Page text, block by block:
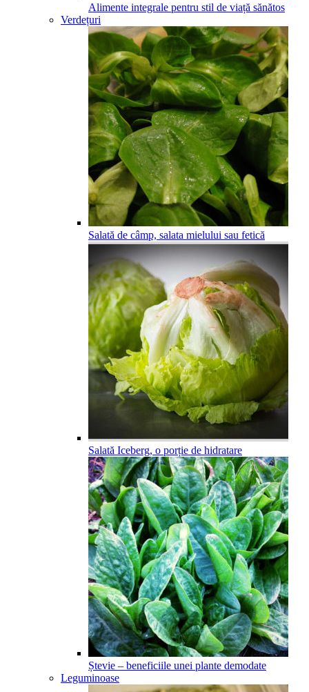
Alimente integrale pentru stil de viață sănătos
Verdețuri
Salată de câmp, salata mielului sau fetică
Salată Iceberg, o porție de hidratare
Ștevie – beneficiile unei plante demodate
Leguminoase